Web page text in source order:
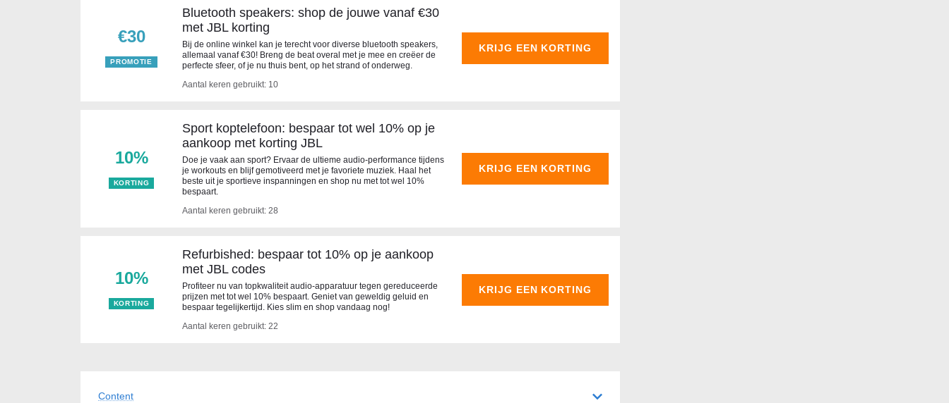
€30
PROMOTIE
Bluetooth speakers: shop de jouwe vanaf €30
met JBL korting
Bij de online winkel kan je terecht voor diverse bluetooth speakers,
allemaal vanaf €30! Breng de beat overal met je mee en creëer de
perfecte sfeer, of je nu thuis bent, op het strand of onderweg.
Aantal keren gebruikt: 10
KRIJG EEN KORTING
10%
KORTING
Sport koptelefoon: bespaar tot wel 10% op je
aankoop met korting JBL
Doe je vaak aan sport? Ervaar de ultieme audio-performance tijdens
je workouts en blijf gemotiveerd met je favoriete muziek. Haal het
beste uit je sportieve inspanningen en shop nu met tot wel 10%
bespaart.
Aantal keren gebruikt: 28
KRIJG EEN KORTING
10%
KORTING
Refurbished: bespaar tot 10% op je aankoop
met JBL codes
Profiteer nu van topkwaliteit audio-apparatuur tegen gereduceerde
prijzen met tot wel 10% bespaart. Geniet van geweldig geluid en
bespaar tegelijkertijd. Kies slim en shop vandaag nog!
Aantal keren gebruikt: 22
KRIJG EEN KORTING
Content